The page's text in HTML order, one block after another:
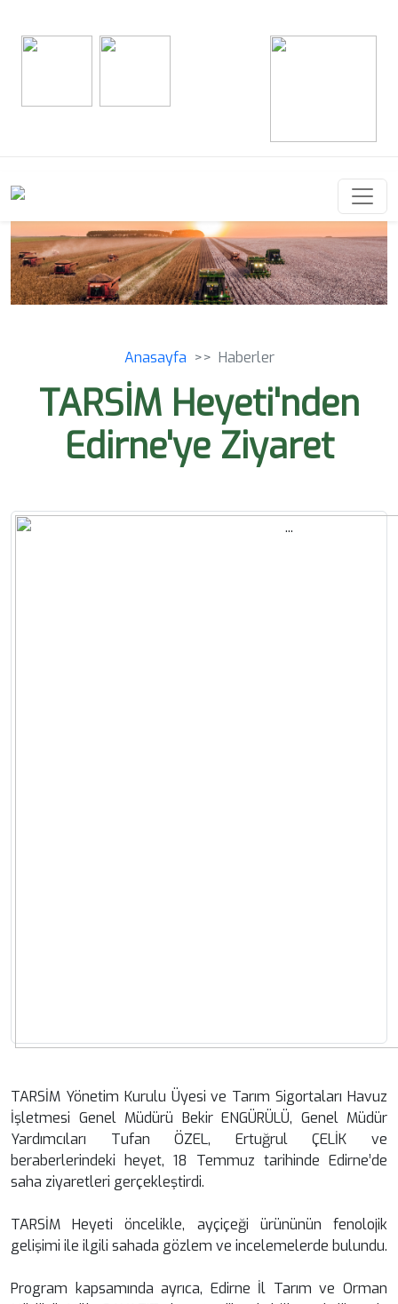
Anasayfa Haberler
TARSİM Heyeti'nden
Edirne'ye Ziyaret
TARSİM Yönetim Kurulu Üyesi ve Tarım Sigortaları Havuz
İşletmesi Genel Müdürü Bekir ENGÜRÜLÜ, Genel Müdür
Yardımcıları Tufan ÖZEL, Ertuğrul ÇELİK ve
beraberlerindeki heyet, 18 Temmuz tarihinde Edirne’de
saha ziyaretleri gerçekleştirdi.
TARSİM Heyeti öncelikle, ayçiçeği ürününün fenolojik
gelişimi ile ilgili sahada gözlem ve incelemelerde bulundu.
Program kapsamında ayrıca, Edirne İl Tarım ve Orman